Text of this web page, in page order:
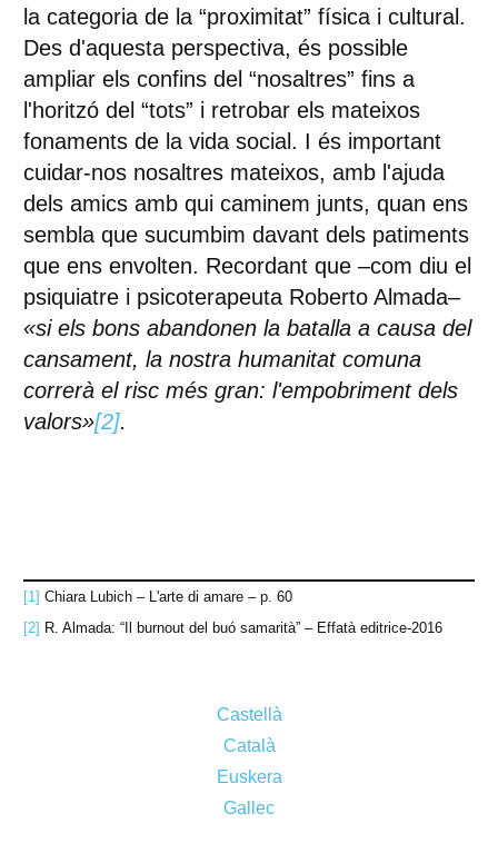
la categoria de la “proximitat” física i cultural.
Des d'aquesta perspectiva, és possible
ampliar els confins del “nosaltres” fins a
l'horitzó del “tots” i retrobar els mateixos
fonaments de la vida social. I és important
cuidar-nos nosaltres mateixos, amb l'ajuda
dels amics amb qui caminem junts, quan ens
sembla que sucumbim davant dels patiments
que ens envolten. Recordant que –com diu el
psiquiatre i psicoterapeuta Roberto Almada–
«si els bons abandonen la batalla a causa del
cansament, la nostra humanitat comuna
correrà el risc més gran: l'empobriment dels
valors»[2].
[1] Chiara Lubich – L'arte di amare – p. 60
[2] R. Almada: “Il burnout del buó samarità” – Effatà editrice-2016
Castellà
Català
Euskera
Gallec